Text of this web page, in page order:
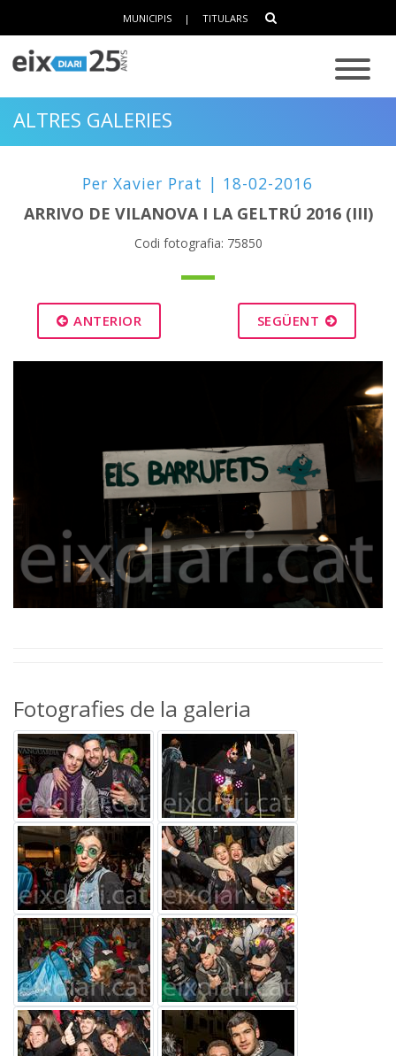
MUNICIPIS | TITULARS
ALTRES GALERIES
Per Xavier Prat | 18-02-2016
ARRIVO DE VILANOVA I LA GELTRÚ 2016 (III)
Codi fotografia: 75850
ANTERIOR SEGÜENT
Fotografies de la galeria